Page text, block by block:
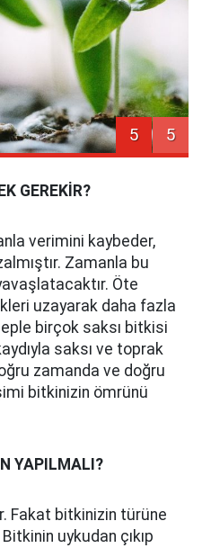
5 5
GEREKİR?
verimini kaybeder,
Zamanla bu
Öte
uzayarak daha fazla
birçok saksı bitkisi
saksı ve toprak
zamanda ve doğru
bitkinizin ömrünü
YAPILMALI?
Fakat bitkinizin türüne
uykudan çıkıp